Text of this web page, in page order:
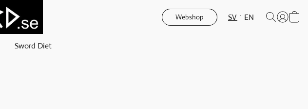
Webshop SV EN
Sword Diet